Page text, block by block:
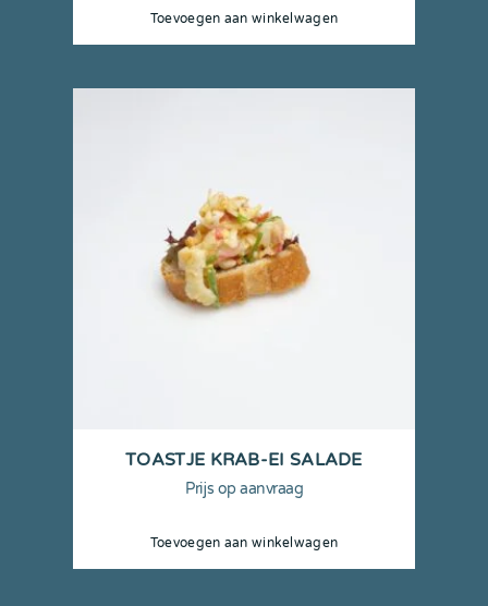
Toevoegen aan winkelwagen
TOASTJE KRAB-EI SALADE
Prijs op aanvraag
Toevoegen aan winkelwagen